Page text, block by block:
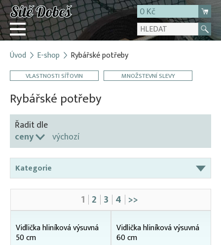
0 Kč
Přihlásit
Registrace
E-shop
O firmě
Kontakt
Úvod E-shop Rybářské potřeby
VLASTNOSTI SÍŤOVIN MNOŽSTEVNÍ SLEVY
Rybářské potřeby
Řadit dle
ceny
výchozí
Kategorie
Podběráky na ryby
1 2 3 4 >>
Vidlička hliníková výsuvná
50 cm
Vidlička hliníková výsuvná
60 cm